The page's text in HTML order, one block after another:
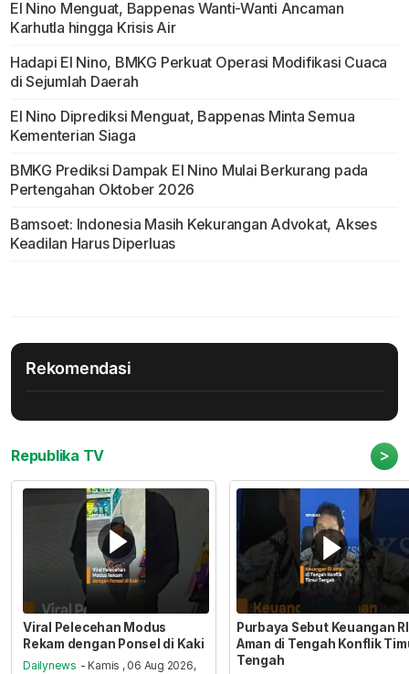
El Nino Menguat, Bappenas Wanti-Wanti Ancaman
Karhutla hingga Krisis Air
Hadapi El Nino, BMKG Perkuat Operasi Modifikasi Cuaca
di Sejumlah Daerah
El Nino Diprediksi Menguat, Bappenas Minta Semua
Kementerian Siaga
BMKG Prediksi Dampak El Nino Mulai Berkurang pada
Pertengahan Oktober 2026
Bamsoet: Indonesia Masih Kekurangan Advokat, Akses
Keadilan Harus Diperluas
Rekomendasi
Republika TV >
Viral Pelecehan Modus
Rekam dengan Ponsel di Kaki
Dailynews - Kamis , 06 Aug 2026,
Purbaya Sebut Keuangan RI
Aman di Tengah Konflik
Tengah